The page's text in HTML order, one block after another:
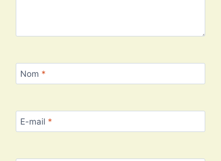
Nom *
E-mail *